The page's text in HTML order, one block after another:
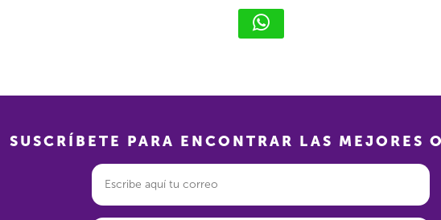
SUSCRÍBETE PARA ENCONTRAR LAS MEJORES